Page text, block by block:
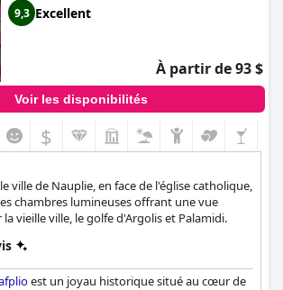
9,3 Excellent
À partir de 93 $
Voir les disponibilités
$
ville de Nauplie, en face de l'église catholique,
chambres lumineuses offrant une vue
vieille ville, le golfe d'Argolis et Palamidi.
est un joyau historique situé au cœur de